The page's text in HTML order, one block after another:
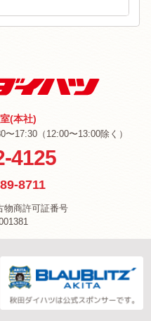
(本社)
17:30（12:00〜13:00除く）
4125
8711
物商許可証番号